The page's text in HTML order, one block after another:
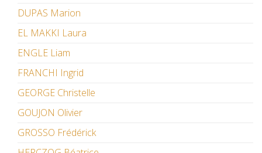
DUPAS Marion
EL MAKKI Laura
ENGLE Liam
FRANCHI Ingrid
GEORGE Christelle
GOUJON Olivier
GROSSO Frédérick